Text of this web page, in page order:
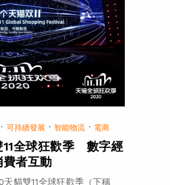
· 可持續發展 · 智能物流 · 電商
11全球狂歡季 數字經
者互動
貓雙11全球狂歡季（下稱